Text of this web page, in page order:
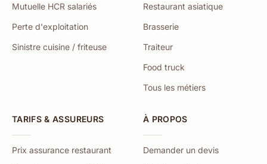
Mutuelle HCR salariés
Perte d'exploitation
Sinistre cuisine / friteuse
Restaurant asiatique
Brasserie
Traiteur
Food truck
Tous les métiers
TARIFS & ASSUREURS
Prix assurance restaurant
À PROPOS
Demander un devis